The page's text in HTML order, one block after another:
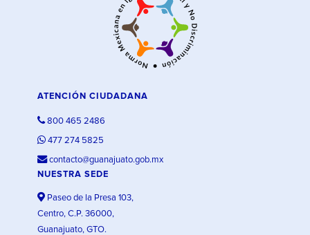
ATENCIÓN CIUDADANA
800 465 2486
477 274 5825
contacto@guanajuato.gob.mx
NUESTRA SEDE
Paseo de la Presa 103,
Centro, C.P. 36000,
Guanajuato, GTO.